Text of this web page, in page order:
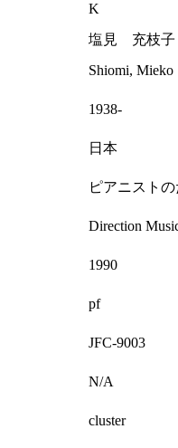
K
塩見 充枝子
Shiomi, Mieko
1938-
日本
ピアニスト
Direction
1990
pf
JFC-9003
N/A
cluster